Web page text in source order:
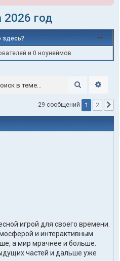
2026 год
здесь?
и 0 ноунеймов
Поиск
29 сообщений 1 2
игрой для своего времени.
и интерактивным
а мир мрачнее и больше.
частей и дальше уже